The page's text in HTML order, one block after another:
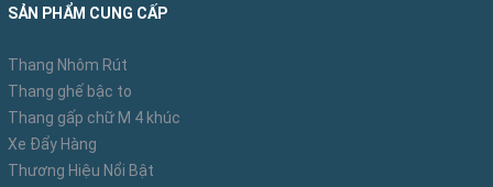
hoặc hai người cùng sử dụng 1 chiếc thang.
Sản phẩm thích hợp dùng cho mọi gia đình, các siêu thị nhà
kho, hiệu thuốc,…hay cả các công việc ngoài trời mà không hề
bị han gỉ. Bởi sản phẩm được làm hoàn toàn bằng nhôm
SẢN PHẨM CUNG CẤP
Thang Nhôm Rút
Thang ghế bậc to
Thang gấp chữ M 4 khúc
Xe Đẩy Hàng
Thương Hiệu Nổi Bật